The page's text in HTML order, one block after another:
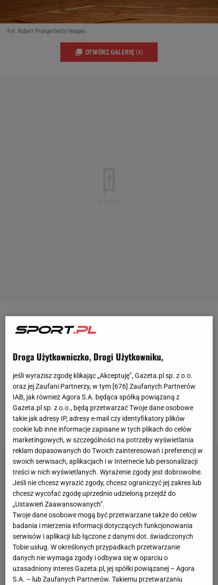
Fot. Robert Prange/Getty Images
OTWÓRZ GALERIĘ (4)
To był najlepszy jak dotąd turniej w wykonaniu Igi
na rywalkę, z którą już w bieżącym sezonie
słynąca ze znakomitej gry w obronie, przeżywała
gorsze chwile tylko w 2. secie. A to jednak było za
mało, by wychodząca z kryzysu Polka mogła pokusić
się o awans do finału rywalizacji w Rzymie.
Droga Użytkowniczko, Drogi Użytkowniku,
jeśli wyrazisz zgodę klikając „Akceptuję”, Gazeta.pl sp. z o.o.
oraz jej Zaufani Partnerzy, w tym [676] Zaufanych Partnerów
IAB, jak również Agora S.A. będąca spółką powiązaną z
Gazeta.pl sp. z o.o., będą przetwarzać Twoje dane osobowe
takie jak adresy IP, adresy e-mail czy identyfikatory plików
cookie lub inne informacje zapisane w tych plikach do celów
marketingowych, w szczególności na potrzeby wyświetlania
reklam dopasowanych do Twoich zainteresowań i preferencji w
swoich serwisach, aplikacjach i w Internecie lub personalizacji
treści w nich wyświetlanych. Wyrażenie zgody jest dobrowolne.
Jeśli nie chcesz wyrazić zgody, chcesz ograniczyć jej zakres lub
chcesz wycofać zgodę uprzednio udzieloną przejdź do
„Ustawień Zaawansowanych”.
Twoje dane osobowe mogą być przetwarzane także do celów
badania i mierzenia informacji dotyczących funkcjonowania
serwisów i aplikacji lub łączone z danymi dot. świadczonych
Tobie usług. W określonych przypadkach przetwarzanie
danych nie wymaga zgody i odbywa się w oparciu o
uzasadniony interes Gazeta.pl, jej spółki powiązanej – Agora
S.A. – lub Zaufanych Partnerów. Takiemu przetwarzaniu